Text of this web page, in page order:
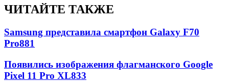
ЧИТАЙТЕ ТАКЖЕ
Samsung представила смартфон Galaxy F70
Pro881
Появились изображения флагманского Google
Pixel 11 Pro XL833